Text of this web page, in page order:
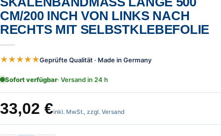
M/200 INCH VON LINKS NACH R
ECHTS MIT SELBSTKLEBEFOLIE
★★★★★Geprüfte Qualität · Made in Germany
Sofort verfügbar· Versand in 24 h
33,02 €inkl. MwSt., zzgl. Versand